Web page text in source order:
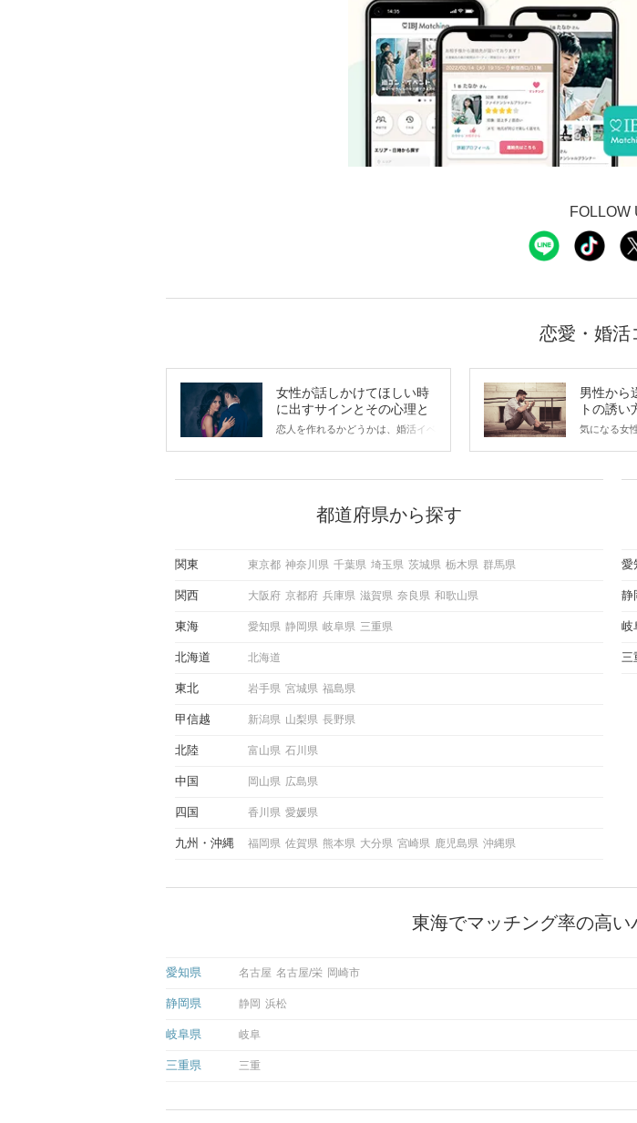
FOLLOW
恋愛・婚活
女性が話しかけてほしい時
に出すサインとその心理と
は？
恋人を作れるかどうかは、婚活イベ
から恋人作りを本格的に始めようと
している方は、女性が異性を求めて
この記事では、女性が話しかけて欲
しく解説した後、婚活イベントで実
ような行動に繋げるべきかをご紹介
男性から
トの誘い
すいメッ
気になる女
も混じえな
都道府県から探す
関東 東京都 神奈川県 千葉県 埼玉県 茨城県 栃木県 群馬県
関西 大阪府 京都府 兵庫県 滋賀県 奈良県 和歌山県
東海 愛知県 静岡県 岐阜県 三重県
北海道 北海道
東北 岩手県 宮城県 福島県
甲信越 新潟県 山梨県 長野県
北陸 富山県 石川県
中国 岡山県 広島県
四国 香川県 愛媛県
九州 沖縄 福岡県 佐賀県 熊本県 大分県 宮崎県 鹿児島県 沖縄県
愛
静
岐
三
東海でマッチング率の高い
愛知県 名古屋 名古屋/栄 岡崎市
静岡県 静岡 浜松
岐阜県 岐阜
三重県 三重